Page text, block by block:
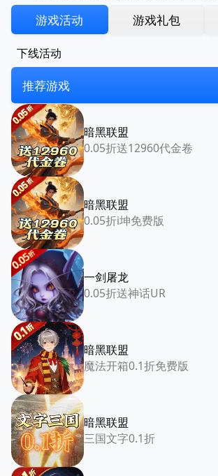
游戏活动 游戏礼包
下线活动
推荐游戏
暗黑联盟
0.05折送12960代金卷
暗黑联盟
0.05折i坤免费版
一剑屠龙
0.05折送神话UR
暗黑联盟
魔法开箱0.1折免费版
暗黑联盟
三国文字0.1折